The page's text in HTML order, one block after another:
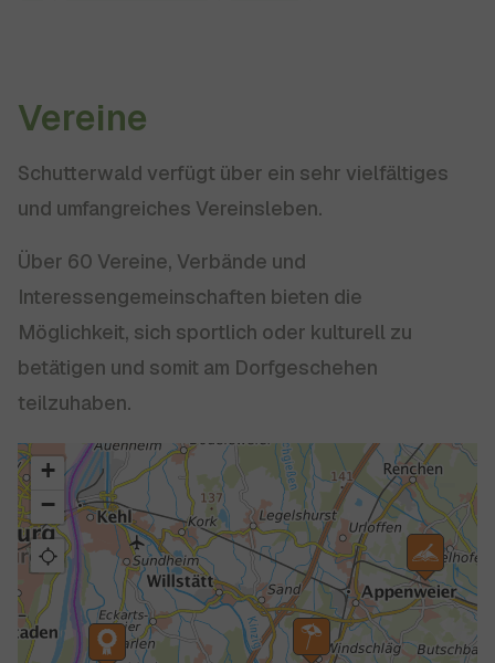
Vereine
Schutterwald verfügt über ein sehr vielfältiges
und umfangreiches Vereinsleben.
Über 60 Vereine, Verbände und
Interessengemeinschaften bieten die
Möglichkeit, sich sportlich oder kulturell zu
betätigen und somit am Dorfgeschehen
teilzuhaben.